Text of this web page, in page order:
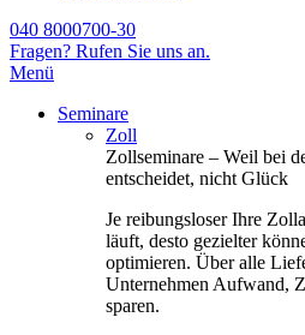
040 8000700-30
Fragen? Rufen Sie uns an.
Menü
Seminare
Zoll
Zollseminare – Weil bei
entscheidet, nicht Glück
Je reibungsloser Ihre
läuft, desto gezielter
optimieren. Über alle
Unternehmen Aufwand,
sparen.